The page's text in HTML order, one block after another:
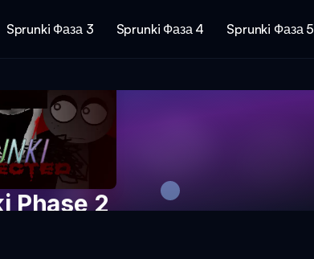
Sprunki Фаза 3 Sprunki Фаза 4 Sprunki Фаза 5
Phase 2